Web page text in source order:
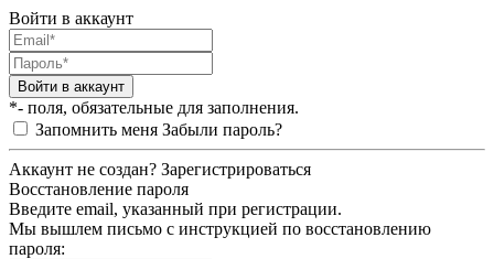
Войти в аккаунт
Войти в аккаунт
*- поля, обязательные для заполнения.
Запомнить меня Забыли пароль?
Аккаунт не создан? Зарегистрироваться
Восстановление пароля
Введите email, указанный при регистрации.
Мы вышлем письмо с инструкцией по восстановлению
пароля: